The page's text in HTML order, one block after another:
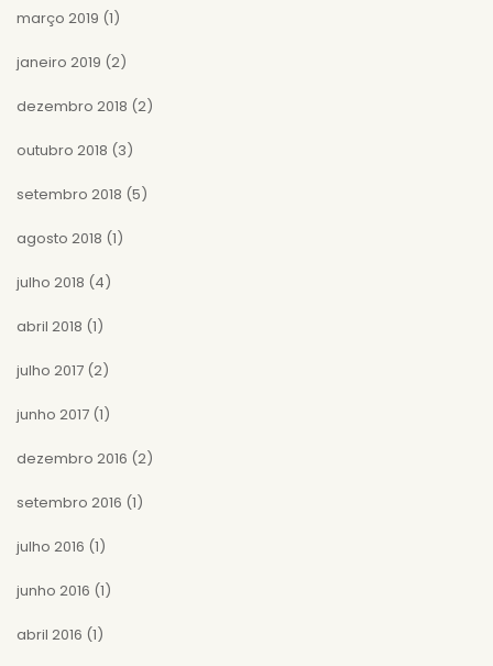
março 2019 (1)
janeiro 2019 (2)
dezembro 2018 (2)
outubro 2018 (3)
setembro 2018 (5)
agosto 2018 (1)
julho 2018 (4)
abril 2018 (1)
julho 2017 (2)
junho 2017 (1)
dezembro 2016 (2)
setembro 2016 (1)
julho 2016 (1)
junho 2016 (1)
abril 2016 (1)